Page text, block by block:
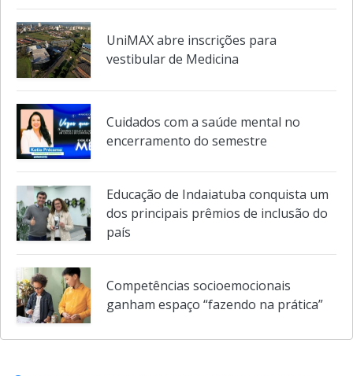
UniMAX abre inscrições para
Cuidados com a saúde mental no
Educação de Indaiatuba conquista um
dos principais prêmios de inclusão do
país
Competências socioemocionais
ganham espaço “fazendo na prática”